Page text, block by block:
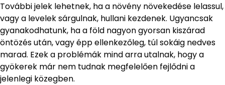
További jelek lehetnek, ha a növény növekedése lelassul,
vagy a levelek sárgulnak, hullani kezdenek. Ugyancsak
gyanakodhatunk, ha a föld nagyon gyorsan kiszárad
öntözés után, vagy épp ellenkezőleg, túl sokáig nedves
marad. Ezek a problémák mind arra utalnak, hogy a
gyökerek már nem tudnak megfelelően fejlődni a
jelenlegi közegben.